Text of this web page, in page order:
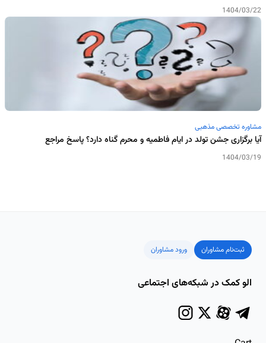
1404/03/22
مشاوره تخصصی مذهبی
آیا برگزاری جشن تولد در ایام فاطمیه و محرم گناه دارد؟ پاسخ مراجع
1404/03/19
ثبت‌نام مشاوران ورود مشاوران
الو کمک در شبکه‌های اجتماعی